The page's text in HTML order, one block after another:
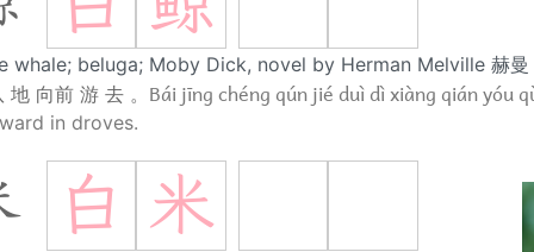
whale; beluga; Moby Dick, novel by Herman Melville 赫曼
向前 游 去 。 Bái jīng chéng qún jié duì dì xiàng qián yóu
in droves.
白 米